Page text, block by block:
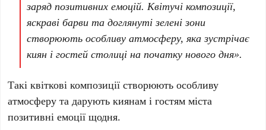
заряд позитивних емоцій. Квітучі композиції,
яскраві барви та доглянуті зелені зони
створюють особливу атмосферу, яка зустрічає
киян і гостей столиці на початку нового дня».
Такі квіткові композиції створюють особливу
атмосферу та дарують киянам і гостям міста
позитивні емоції щодня.